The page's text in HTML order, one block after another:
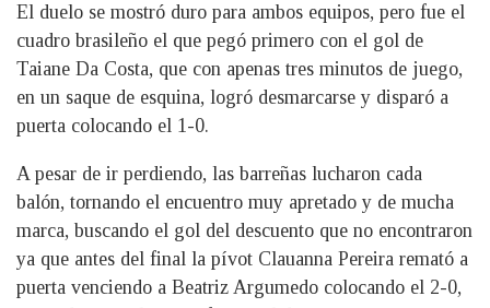
El duelo se mostró duro para ambos equipos, pero fue el
cuadro brasileño el que pegó primero con el gol de
Taiane Da Costa, que con apenas tres minutos de juego,
en un saque de esquina, logró desmarcarse y disparó a
puerta colocando el 1-0.
A pesar de ir perdiendo, las barreñas lucharon cada
balón, tornando el encuentro muy apretado y de mucha
marca, buscando el gol del descuento que no encontraron
ya que antes del final la pívot Clauanna Pereira remató a
puerta venciendo a Beatriz Argumedo colocando el 2-0,